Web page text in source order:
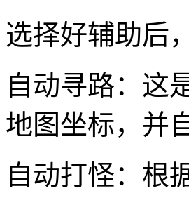
选择好辅助后
自动寻路：这
地图坐标，并
自动打怪：根